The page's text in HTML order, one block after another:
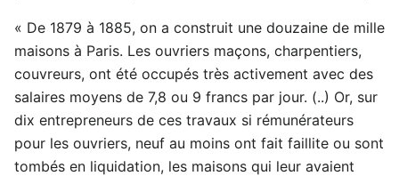
« De 1879 à 1885, on a construit une douzaine de mille
maisons à Paris. Les ouvriers maçons, charpentiers,
couvreurs, ont été occupés très activement avec des
salaires moyens de 7,8 ou 9 francs par jour. (..) Or, sur
dix entrepreneurs de ces travaux si rémunérateurs
pour les ouvriers, neuf au moins ont fait faillite ou sont
tombés en liquidation, les maisons qui leur avaient